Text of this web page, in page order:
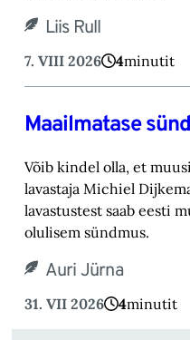
Liis Rull
7. VIII 2026 4minutit
Maailmatase
Võib kindel olla, et
lavastaja Michiel
lavastustest saab eesti
olulisem sündmus.
Auri Jürna
31. VII 2026 4minutit